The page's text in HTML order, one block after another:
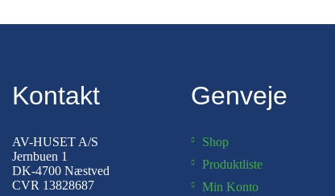
Kontakt
AV-HUSET A/S
Jernbuen 1
DK-4700 Næstved
CVR 13828687
Genveje
Shop
Produktliste
Min Konto